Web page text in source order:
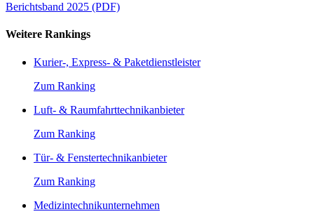
Berichtsband 2025 (PDF)
Weitere Rankings
Kurier-, Express- & Paketdienstleister
Zum Ranking
Luft- & Raumfahrttechnikanbieter
Zum Ranking
Tür- & Fenstertechnikanbieter
Zum Ranking
Medizintechnikunternehmen